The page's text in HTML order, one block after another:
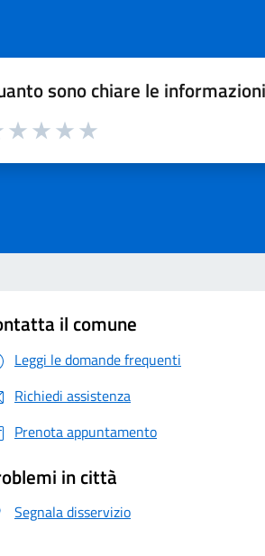
sono chiare le
il comune
Leggi le domande frequenti
Richiedi assistenza
Prenota appuntamento
in città
Segnala disservizio